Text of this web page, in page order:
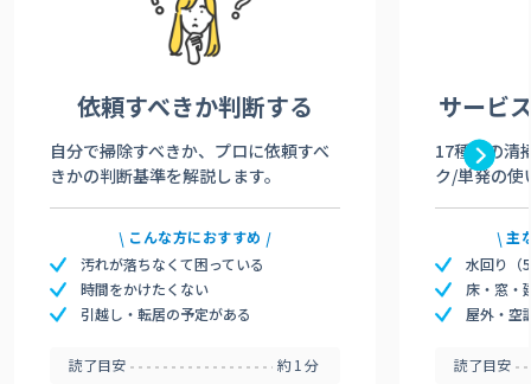
依頼すべきか判断する
自分で掃除すべきか、プロに依頼すべ
きかの判断基準を解説します。
こんな方におすすめ
汚れが落ちなくて困っている
時間をかけたくない
引越し・転居の予定がある
読了目安 約1分
サービ
17種類の清
ク/単発の使
主
水回り（
床・窓・
屋外・空
読了目安